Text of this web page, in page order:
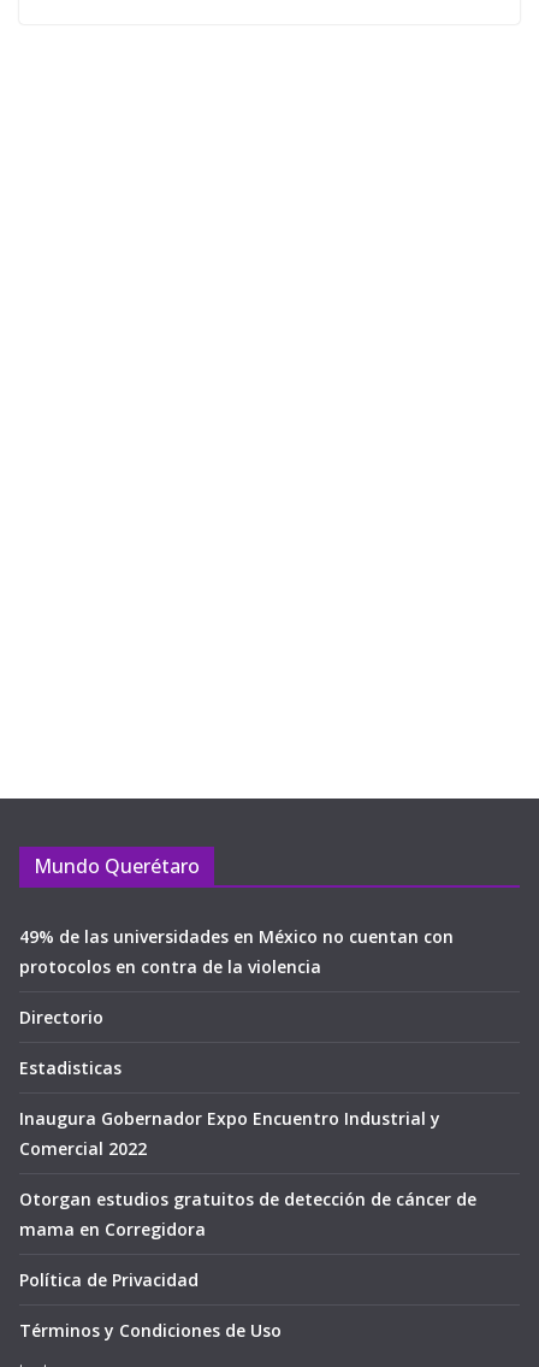
Mundo Querétaro
49% de las universidades en México no cuentan con
protocolos en contra de la violencia
Directorio
Estadisticas
Inaugura Gobernador Expo Encuentro Industrial y
Comercial 2022
Otorgan estudios gratuitos de detección de cáncer de
mama en Corregidora
Política de Privacidad
Términos y Condiciones de Uso